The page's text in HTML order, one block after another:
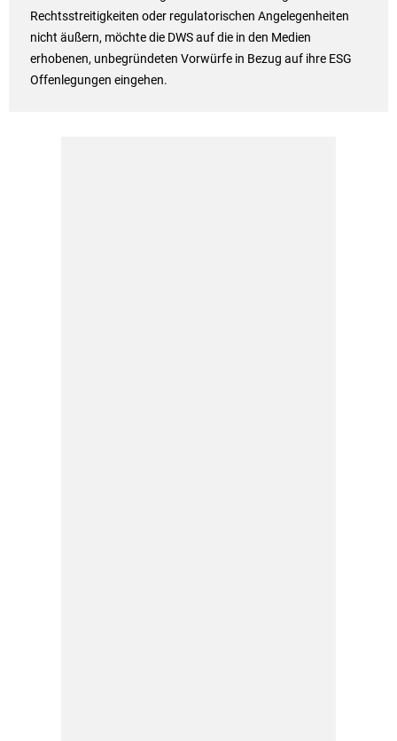
Rechtsstreitigkeiten oder regulatorischen Angelegenheiten
nicht äußern, möchte die DWS auf die in den Medien
erhobenen, unbegründeten Vorwürfe in Bezug auf ihre ESG
Offenlegungen eingehen.